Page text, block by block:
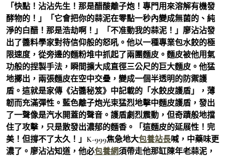
「快點！沾沾先生！那是醋酸離子炮！專門用來溶解有機發
酵物的！」「它會把你的蒜泥在零點一秒內變成無菌的、純
淨的白醋！那是浩劫啊！」「不准動我的蒜泥！」廖沾沾發
出了醬料學家對待信仰般的怒吼。他以一種專業包水餃的極
限速度，從旁邊的麵粉堆中抓起了兩團麵皮。麵皮被他用氣
功般的捏製手法，瞬間擴大成直徑三公尺的巨大麵皮。他猛
地擲出，兩張麵皮在空中交疊，變成一個半透明的防禦護
盾。這就是家傳《沾醬秘笈》中記載的「水餃皮護盾」，薄
韌而充滿彈性。藍色離子炮光束猛烈地擊中麵皮護盾，發出
了一聲像是汽水開蓋的聲音。護盾劇烈震動，但奇蹟般地擋
住了攻擊，只是散發出濃郁的麵香。「這麵皮的延展性！完
美！但撐不了太久！」K-999焦急地大包養站長喊，中藥味更
濃了。廖沾沾知道，他必包養網須帶走他那缸陳年老蒜泥，